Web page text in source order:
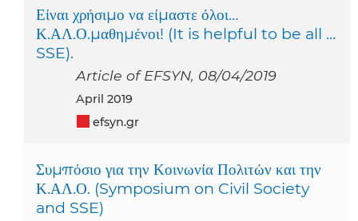
Είναι χρήσιμο να είμαστε όλοι…
Κ.ΑΛ.Ο.μαθημένοι! (It is helpful to be all …
SSE).
Article of EFSYN, 08/04/2019
April 2019
efsyn.gr
Συμπόσιο για την Κοινωνία Πολιτών και την
Κ.ΑΛ.Ο. (Symposium on Civil Society
and SSE)